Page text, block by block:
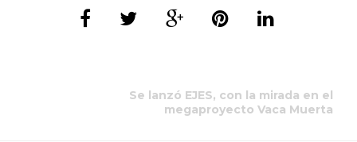
Se lanzó EJES, con la mirada en el
megaproyecto Vaca Muerta